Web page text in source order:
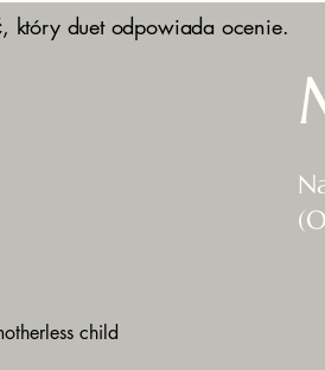
który duet odpowiada ocenie.
child